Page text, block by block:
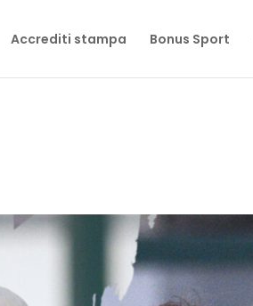
Accrediti stampa Bonus Sport